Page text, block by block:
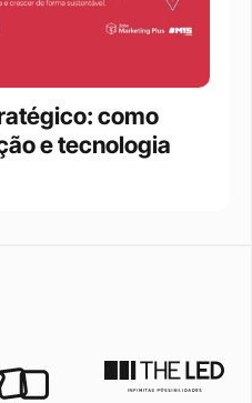
como
e tecnologia